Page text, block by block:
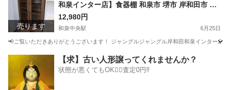
売ります
和泉インター店】食器棚 和泉市 堺市 岸和田市 泉
大津市 高石市 泉北郡熊取町
12,980円
和泉中央駅 6月25日
📢ご覧いただきありがとうございます！ ジャングルジャングル岸和田和泉インター
和泉中央駅 収納家具 ジャングル
【求】古い人形譲ってくれませんか？
状態が悪くてもOK🙆‍♀️査定0円‼️